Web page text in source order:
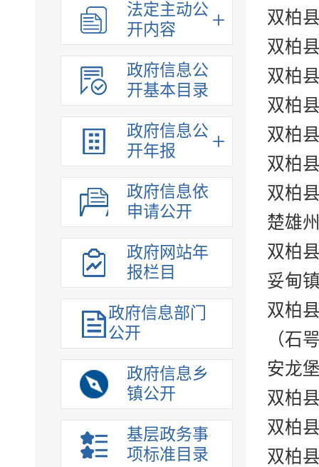
法定主动公
开内容
政府信息公
开基本目录
政府信息公
开年报
政府信息依
申请公开
政府网站年
报栏目
政府信息部门
公开
政府信息乡
镇公开
基层政务事
项标准目录
双柏
双柏
双柏
双柏
双柏
双柏
双柏
楚雄
双柏
妥甸
双柏
（石
安龙
双柏
双柏
双柏